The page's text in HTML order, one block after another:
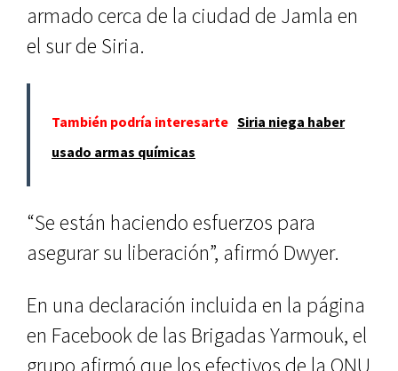
armado cerca de la ciudad de Jamla en
el sur de Siria.
También podría interesarte Siria niega haber
usado armas químicas
“Se están haciendo esfuerzos para
asegurar su liberación”, afirmó Dwyer.
En una declaración incluida en la página
en Facebook de las Brigadas Yarmouk, el
grupo afirmó que los efectivos de la ONU